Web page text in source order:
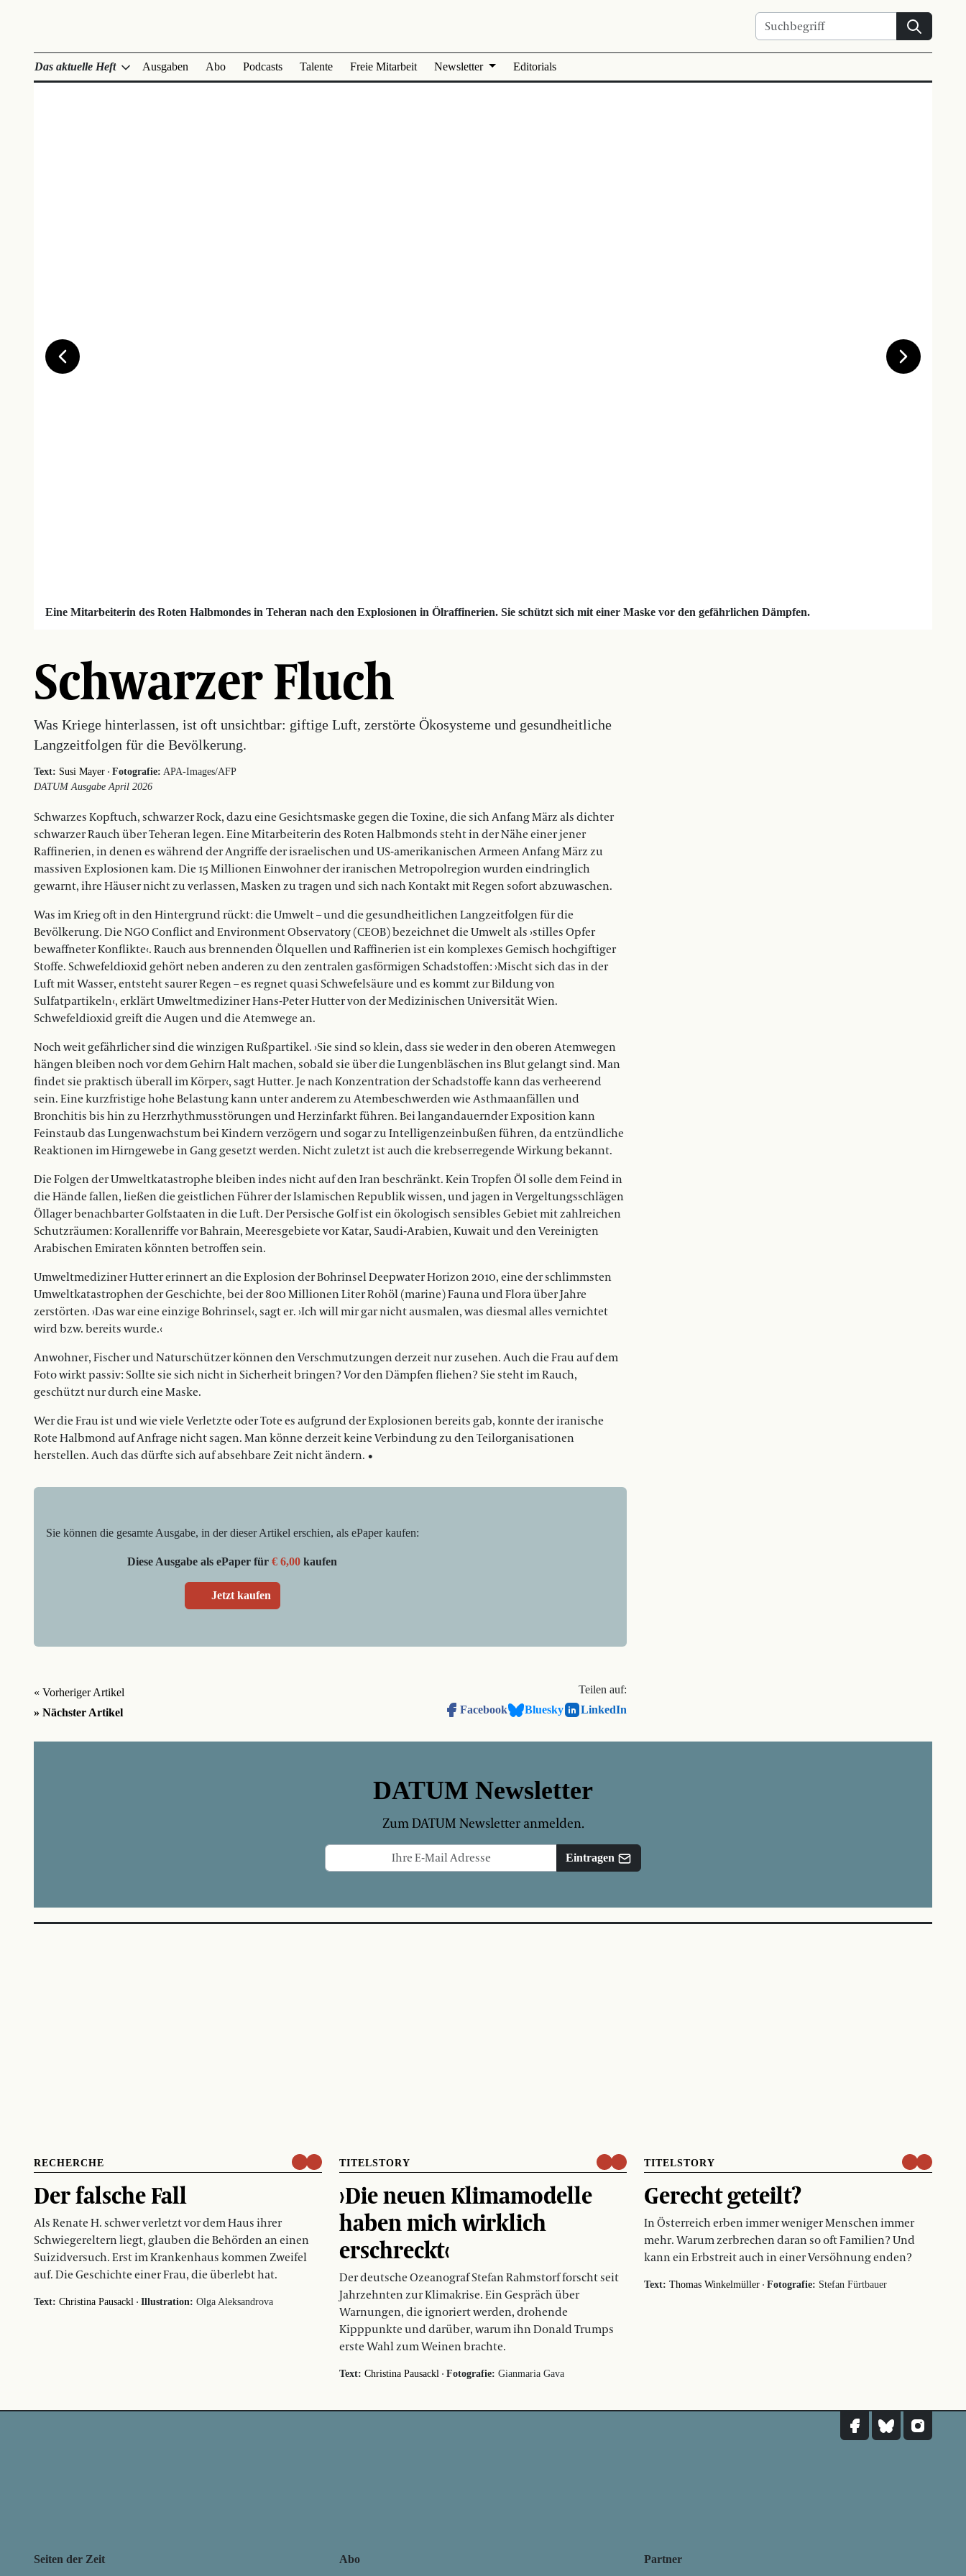
Suchen
Das aktuelle Heft Ausgaben Abo Podcasts Talente Freie Mitarbeit Newsletter Editorials
Eine Mitarbeiterin des Roten Halbmondes in Teheran nach den Explosionen in Ölraffinerien. Sie schützt sich mit einer Maske vor den gefährlichen Dämpfen.
Schwarzer Fluch
Was Kriege hinterlassen, ist oft unsichtbar: giftige Luft, zerstörte Ökosysteme und gesundheitliche
Langzeitfolgen für die Bevölkerung.
Text: Susi Mayer · Fotografie: APA-Images/AFP
DATUM Ausgabe April 2026
Schwarzes Kopftuch, schwarzer Rock, dazu eine Gesichtsmaske gegen die Toxine, die sich Anfang März als dichter
schwarzer Rauch über Teheran legen. Eine Mitarbeiterin des Roten Halbmonds steht in der Nähe einer jener
Raffinerien, in denen es während der Angriffe der israelischen und ­US-amerikanischen Armeen Anfang März zu
massiven Explosionen kam. Die 15 Millionen Einwohner der iranischen Metropolregion wurden eindringlich
gewarnt, ihre Häuser nicht zu verlassen, Masken zu tragen und sich nach Kontakt mit Regen sofort ­ab­zuwaschen.
Was im Krieg oft in den Hintergrund rückt: die Umwelt – und die gesundheitlichen Langzeitfolgen für die
Bevölkerung. Die NGO Conflict and Environment Observatory (CEOB) bezeichnet die Umwelt als ›stilles Opfer
bewaffneter Konflikte‹. Rauch aus brennenden Ölquellen und Raffinerien ist ein komplexes Gemisch hochgiftiger
Stoffe. Schwefeldioxid gehört neben anderen zu den zentralen gasförmigen Schadstoffen: ›Mischt sich das in der
Luft mit Wasser, entsteht saurer Regen – es regnet quasi Schwefelsäure und es kommt zur Bildung von
Sulfatpartikeln‹, erklärt Umweltmediziner Hans-Peter Hutter von der Medizinischen Universität Wien.
Schwefeldioxid greift die Augen und die Atemwege an.
Noch weit gefährlicher sind die winzigen Rußpartikel. ›Sie sind so klein, dass sie weder in den oberen Atemwegen
hängen bleiben noch vor dem Gehirn Halt machen, sobald sie über die Lungenbläschen ins Blut gelangt sind. Man
findet sie praktisch überall im Körper‹, sagt Hutter. Je nach Konzentration der Schadstoffe kann das verheerend
sein. Eine kurzfristige hohe Belastung kann unter anderem zu Atembeschwerden wie Asthmaanfällen und
Bronchitis bis hin zu Herzrhythmusstörungen und Herzinfarkt führen. Bei langandauernder Exposition kann
Feinstaub das Lungenwachstum bei Kindern verzögern und sogar zu Intelligenzeinbußen führen, da entzünd­liche
Reaktionen im Hirngewebe in Gang gesetzt werden. Nicht zuletzt ist auch die krebserregende Wirkung bekannt.
Die Folgen der Umweltkatastrophe bleiben indes nicht auf den Iran beschränkt. Kein Tropfen Öl solle dem Feind in
die Hände fallen, ließen die geistlichen Führer der Islamischen Republik wissen, und jagen in Vergeltungsschlägen
Öllager benachbarter Golfstaaten in die Luft. Der Persische Golf ist ein ökologisch sensibles Gebiet mit zahlreichen
Schutzräumen: Korallenriffe vor Bahrain, Meeresgebiete vor Katar, Saudi-Arabien, Kuwait und den Vereinigten
Arabischen Emiraten könnten betroffen sein.
Umweltmediziner Hutter erinnert an die Explosion der Bohrinsel Deepwater Horizon 2010, eine der schlimmsten
Umweltkatastrophen der Geschichte, bei der 800 Millionen Liter Rohöl (marine) Fauna und Flora über Jahre
zerstörten. ›Das war eine einzige Bohrinsel‹, sagt er. ›Ich will mir gar nicht ­ausmalen, was diesmal alles vernichtet
wird bzw. ­bereits wurde.‹
Anwohner, Fischer und Naturschützer können den Verschmutzungen derzeit nur zusehen. Auch die Frau auf dem
Foto wirkt passiv: Sollte sie sich nicht in Sicherheit bringen? Vor den Dämpfen fliehen? Sie steht im Rauch,
geschützt nur durch eine Maske.
Wer die Frau ist und wie viele Verletzte oder Tote es aufgrund der Explosionen bereits gab, konnte der iranische
Rote Halbmond auf Anfrage nicht sagen. Man könne derzeit keine Verbindung zu den Teil­organisationen
herstellen. Auch das dürfte sich auf absehbare Zeit nicht ändern. •
Sie können die gesamte Ausgabe, in der dieser Artikel erschien, als ePaper kaufen:
Diese Ausgabe als ePaper für€ 6,00 kaufen
Jetzt kaufen
« Vorheriger Artikel
» Nächster Artikel
Teilen auf:
Facebook
Bluesky LinkedIn
DATUM Newsletter
Zum DATUM Newsletter anmelden.
Eintragen
RECHERCHE
Der falsche Fall
Als Renate H. schwer verletzt vor dem Haus ihrer
Schwiegereltern liegt, glauben die Behörden an einen
Suizidversuch. Erst im Krankenhaus kommen Zweifel
auf. Die Geschichte einer Frau, die überlebt hat.
Text: Christina Pausackl · Illustration: Olga Aleksandrova
TITELSTORY
›Die neuen Klimamodelle
haben mich wirklich
erschreckt‹
Der deutsche Ozeanograf Stefan Rahmstorf forscht seit
Jahrzehnten zur Klimakrise. Ein Gespräch über
Warnungen, die ignoriert werden, drohende
Kipppunkte und darüber, warum ihn Donald Trumps
erste Wahl zum Weinen brachte.
Text: Christina Pausackl· Fotografie: Gianmaria Gava
TITELSTORY
Gerecht geteilt?
In Österreich erben immer weniger Menschen immer
mehr. Warum zerbrechen daran so oft Familien? Und
kann ein Erbstreit auch in einer Versöhnung enden?
Text: Thomas Winkelmüller ·Fotografie: Stefan Fürtbauer
Seiten der Zeit Abo Partner